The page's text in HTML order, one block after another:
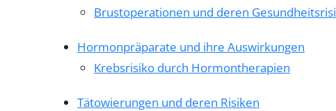
Brustoperationen und deren
Hormonpräparate und ihre Auswirkungen
Krebsrisiko durch Hormontherapien
Tätowierungen und deren Risiken